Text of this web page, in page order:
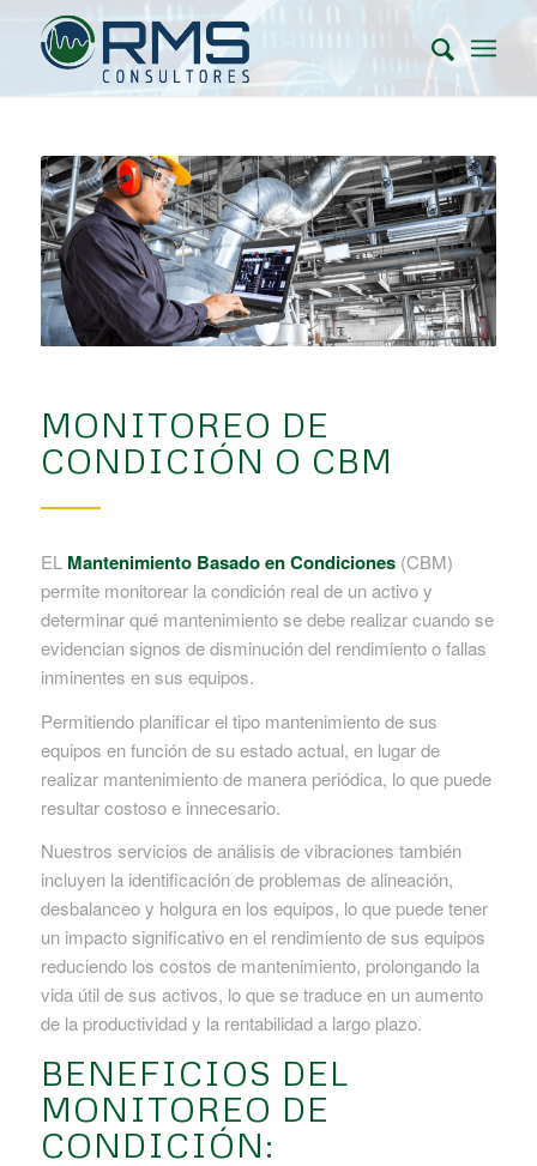
MONITOREO DE
CONDICIÓN O CBM
EL Mantenimiento Basado en Condiciones(CBM)
permite monitorear la condición real de un activo y
determinar qué mantenimiento se debe realizar cuando se
evidencian signos de disminución del rendimiento o fallas
inminentes en sus equipos.
Permitiendo planificar el tipo mantenimiento de sus
equipos en función de su estado actual, en lugar de
realizar mantenimiento de manera periódica, lo que puede
resultar costoso e innecesario.
Nuestros servicios de análisis de vibraciones también
incluyen la identificación de problemas de alineación,
desbalanceo y holgura en los equipos, lo que puede tener
un impacto significativo en el rendimiento de sus equipos
reduciendo los costos de mantenimiento, prolongando la
vida útil de sus activos, lo que se traduce en un aumento
de la productividad y la rentabilidad a largo plazo.
BENEFICIOS DEL
MONITOREO DE
CONDICIÓN: